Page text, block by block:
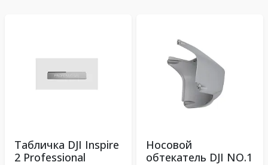
Табличка DJI Inspire
2 Professional
Носовой
обтекатель DJI NO.1